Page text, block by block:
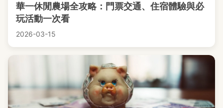
華一休閒農場全攻略：門票交通、住宿體驗與必
玩活動一次看
2026-03-15